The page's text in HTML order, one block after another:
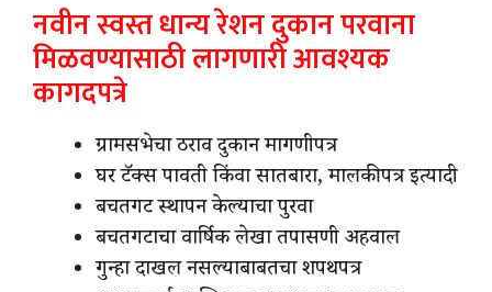
नवीन स्वस्त धान्य रेशन दुकान परवाना
मिळवण्यासाठी लागणारी आवश्यक
कागदपत्रे
ग्रामसभेचा ठराव दुकान मागणीपत्र
घर टॅक्स पावती किंवा सातबारा, मालकीपत्र इत्यादी
बचतगट स्थापन केल्याचा पुरवा
बचतगटाचा वार्षिक लेखा तपासणी अहवाल
गुन्हा दाखल नसल्याबाबतचा शपथपत्र